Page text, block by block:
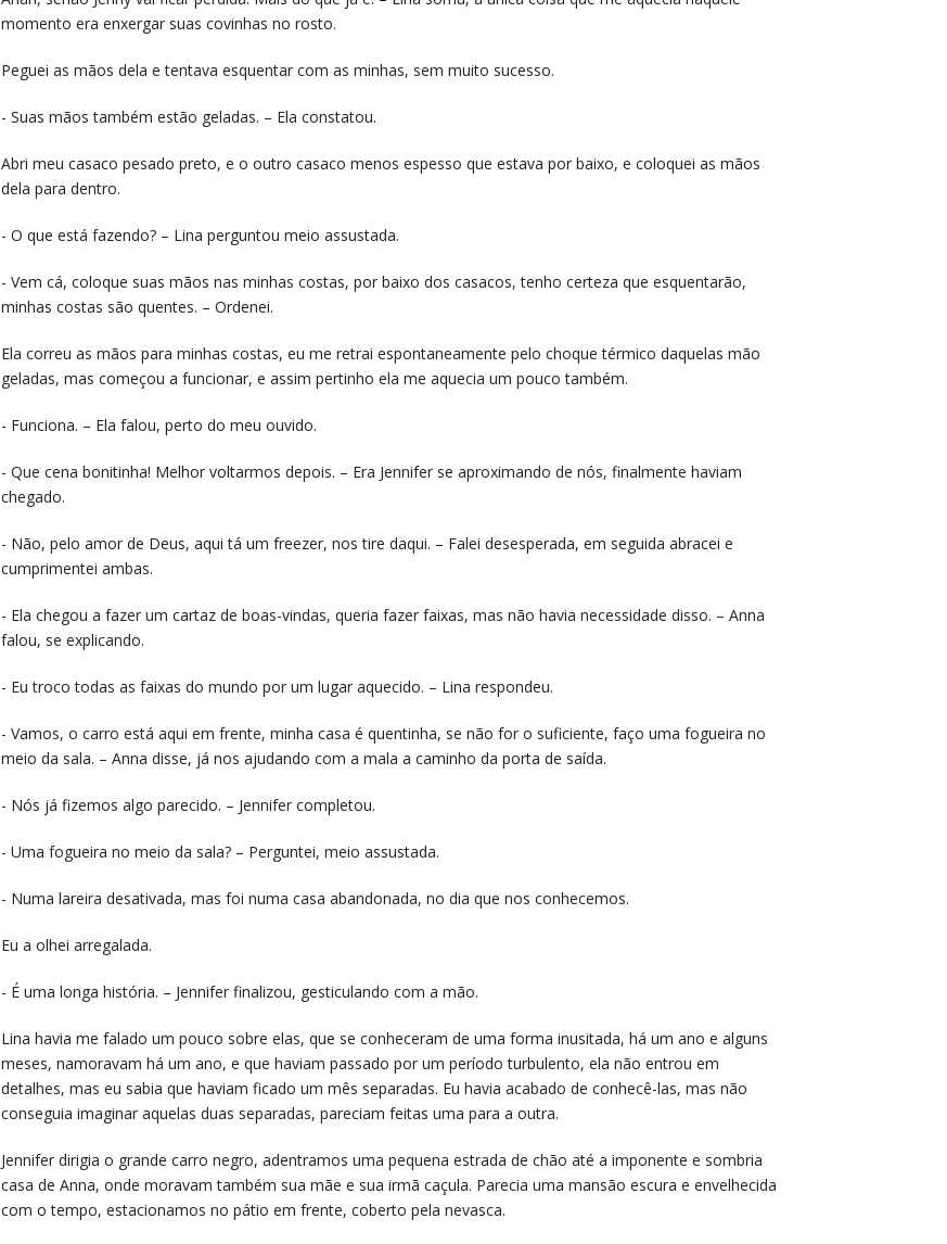
momento era enxergar suas covinhas no rosto.
​Peguei as mãos dela e tentava esquentar com as minhas, sem muito sucesso.
​- Suas mãos também estão geladas. – Ela constatou.
​Abri meu casaco pesado preto, e o outro casaco menos espesso que estava por baixo, e coloquei as mãos
dela para dentro.
​- O que está fazendo? – Lina perguntou meio assustada.
​- Vem cá, coloque suas mãos nas minhas costas, por baixo dos casacos, tenho certeza que esquentarão,
minhas costas são quentes. – Ordenei.
​Ela correu as mãos para minhas costas, eu me retrai espontaneamente pelo choque térmico daquelas mão
geladas, mas começou a funcionar, e assim pertinho ela me aquecia um pouco também.
​- Funciona. – Ela falou, perto do meu ouvido.
​- Que cena bonitinha! Melhor voltarmos depois. – Era Jennifer se aproximando de nós, finalmente haviam
chegado.
​- Não, pelo amor de Deus, aqui tá um freezer, nos tire daqui. – Falei desesperada, em seguida abracei e
cumprimentei ambas.
​- Ela chegou a fazer um cartaz de boas-vindas, queria fazer faixas, mas não havia necessidade disso. – Anna
falou, se explicando.
​- Eu troco todas as faixas do mundo por um lugar aquecido. – Lina respondeu.
​- Vamos, o carro está aqui em frente, minha casa é quentinha, se não for o suficiente, faço uma fogueira no
meio da sala. – Anna disse, já nos ajudando com a mala a caminho da porta de saída.
​- Nós já fizemos algo parecido. – Jennifer completou.
​- Uma fogueira no meio da sala? – Perguntei, meio assustada.
​- Numa lareira desativada, mas foi numa casa abandonada, no dia que nos conhecemos.
​Eu a olhei arregalada.
​- É uma longa história. – Jennifer finalizou, gesticulando com a mão.
​Lina havia me falado um pouco sobre elas, que se conheceram de uma forma inusitada, há um ano e alguns
meses, namoravam há um ano, e que haviam passado por um período turbulento, ela não entrou em
detalhes, mas eu sabia que haviam ficado um mês separadas. Eu havia acabado de conhecê-las, mas não
conseguia imaginar aquelas duas separadas, pareciam feitas uma para a outra.
​Jennifer dirigia o grande carro negro, adentramos uma pequena estrada de chão até a imponente e sombria
casa de Anna, onde moravam também sua mãe e sua irmã caçula. Parecia uma mansão escura e envelhecida
com o tempo, estacionamos no pátio em frente, coberto pela nevasca.